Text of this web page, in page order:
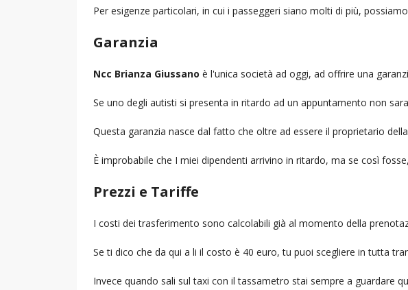
Per esigenze particolari, in cui i passeggeri siano molti di più,
Garanzia
Ncc Brianza Giussano è l'unica società ad oggi, ad offrire una
Se uno degli autisti si presenta in ritardo ad un appuntamento non
Questa garanzia nasce dal fatto che oltre ad essere il proprietario
È improbabile che I miei dipendenti arrivino in ritardo, ma se così
Prezzi e Tariffe
I costi dei trasferimento sono calcolabili già al momento della
Se ti dico che da qui a li il costo è 40 euro, tu puoi scegliere in tutta
Invece quando sali sul taxi con il tassametro stai sempre a guardare